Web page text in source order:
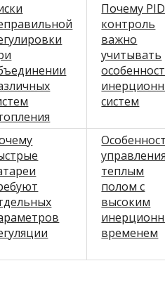
Почему
контроль
важно
учитывать
систем
теплым
полом с
высоким
временем